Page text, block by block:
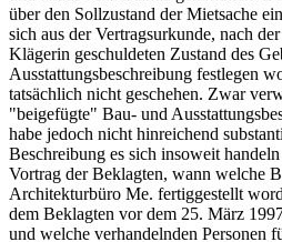
über den Sollzustand der Mietsache
sich aus der Vertragsurkunde, nach
Klägerin geschuldeten Zustand des
Ausstattungsbeschreibung festlegen
tatsächlich nicht geschehen. Zwar
"beigefügte" Bau- und
habe jedoch nicht hinreichend
Beschreibung es sich insoweit
Vortrag der Beklagten, wann welche
Architekturbüro Me. fertiggestellt
dem Beklagten vor dem 25. März
und welche verhandelnden Personen